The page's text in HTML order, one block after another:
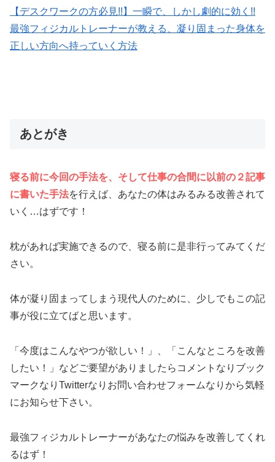
【デスクワークの方必見!!】一瞬で、しかし劇的に効く!!
最強フィジカルトレーナーが教える、凝り固まった身体を
正しい方向へ持っていく方法
あとがき
寝る前に今回の手法を、そして仕事の合間に以前の２記事
に書いた手法を行えば、あなたの体はみるみる改善されて
いく…はずです！
枕があれば実施できるので、寝る前に是非行ってみてくだ
さい。
体が凝り固まってしまう現代人のために、少しでもこの記
事が役に立てばと思います。
「今度はこんなやつが欲しい！」、「こんなところを改善
したい！」などご要望がありましたらコメントなりブック
マークなりTwitterなりお問い合わせフォームなりから気軽
にお知らせ下さい。
最強フィジカルトレーナーがあなたの悩みを改善してくれ
るはず！